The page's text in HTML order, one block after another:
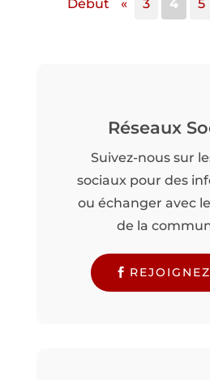
Début « 3 4 5
Réseaux
Suivez-nous sur
sociaux pour des
ou échanger avec
de la